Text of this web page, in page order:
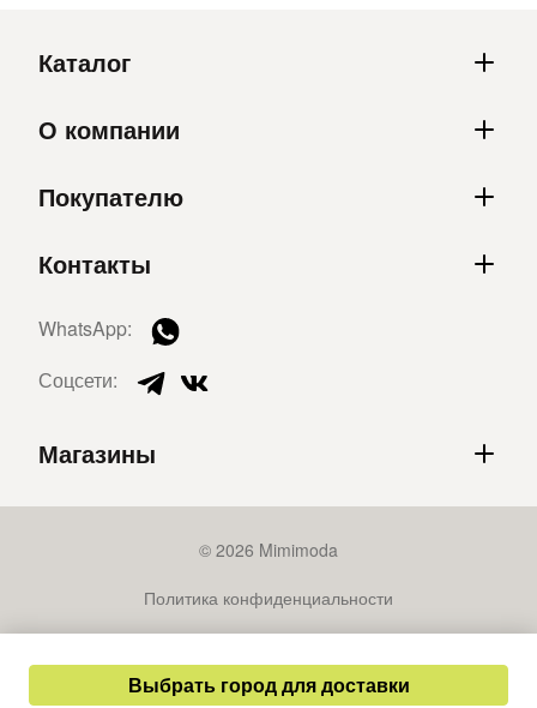
Выбрать город для доставки
Каталог
О компании
Покупателю
Контакты
WhatsApp:
Соцсети:
Магазины
© 2026 Mimimoda
Политика конфиденциальности
Разработка сайта – СайтКрафт